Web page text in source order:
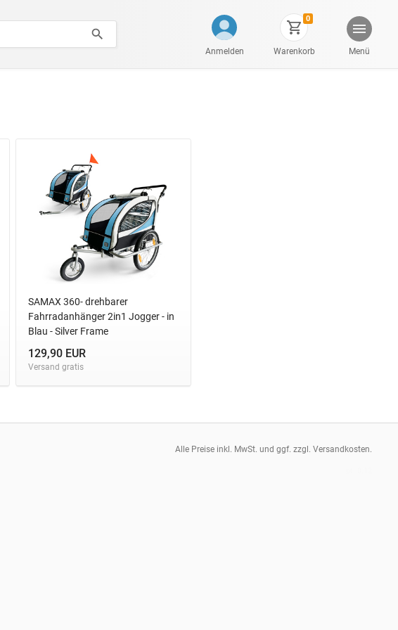
Anmelden
0
Warenkorb Menü
SAMAX 360- drehbarer
Fahrradanhänger 2in1 Jogger - in
Blau - Silver Frame
129,90 EUR
Versand gratis
Alle Preise inkl. MwSt. und ggf. zzgl. Versandkosten.